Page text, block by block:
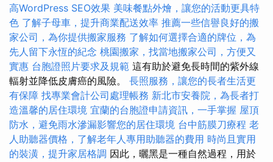
高WordPress SEO效果 美味餐點外燴，讓您的活動更具特
色 了解子母車，提升商業配送效率 推薦一些信譽良好的搬
家公司，為你提供搬家服務 了解如何選擇合適的牌位，為
先人留下永恆的紀念 桃園搬家，找當地搬家公司，方便又
實惠 台胞證照片要求及規範 這有助於避免長時間的紫外線
輻射並降低皮膚癌的風險。 長照服務，讓您的長者生活更
有保障 找專業會計公司處理帳務 新北市安養院，為長者打
造溫馨的居住環境 宜蘭的台胞證申請資訊，一手掌握 屋頂
防水，避免雨水滲漏影響您的居住環境 台中筋膜刀療程 老
人助聽器價格，了解老年人專用助聽器的費用 時尚且實用
的裝潢，提升家居格調 因此，曬黑是一種自然過程，用於